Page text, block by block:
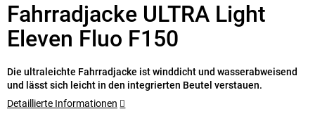
Fahrradjacke ULTRA Light
Eleven Fluo F150
Die ultraleichte Fahrradjacke ist winddicht und wasserabweisend
und lässt sich leicht in den integrierten Beutel verstauen.
Detaillierte Informationen